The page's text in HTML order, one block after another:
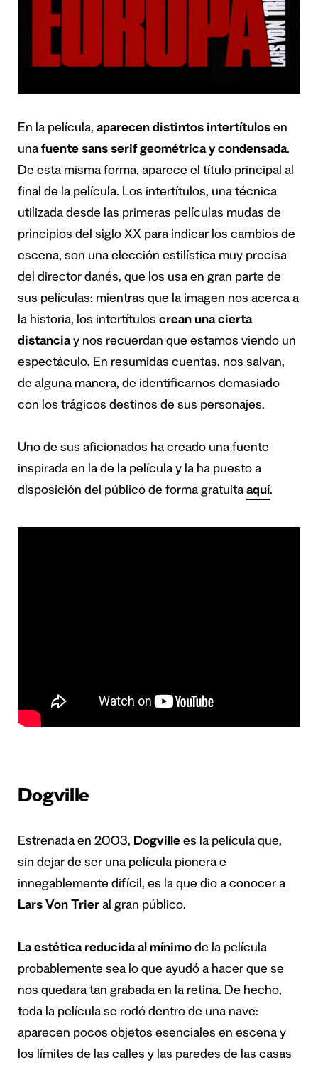
En la película, aparecen distintos intertítulos en
una fuente sans serif geométrica y condensada.
De esta misma forma, aparece el título principal al
final de la película. Los intertítulos, una técnica
utilizada desde las primeras películas mudas de
principios del siglo XX para indicar los cambios de
escena, son una elección estilística muy precisa
del director danés, que los usa en gran parte de
sus películas: mientras que la imagen nos acerca a
la historia, los intertítulos crean una cierta
distanciay nos recuerdan que estamos viendo un
espectáculo. En resumidas cuentas, nos salvan,
de alguna manera, de identificarnos demasiado
con los trágicos destinos de sus personajes.
Uno de sus aficionados ha creado una fuente
inspirada en la de la película y la ha puesto a
disposición del público de forma gratuita aquí.
Dogville
Estrenada en 2003, Dogville es la película que,
sin dejar de ser una película pionera e
innegablemente difícil, es la que dio a conocer a
Lars Von Trier al gran público.
La estética reducida al mínimo de la película
probablemente sea lo que ayudó a hacer que se
nos quedara tan grabada en la retina. De hecho,
toda la película se rodó dentro de una nave:
aparecen pocos objetos esenciales en escena y
los límites de las calles y las paredes de las casas